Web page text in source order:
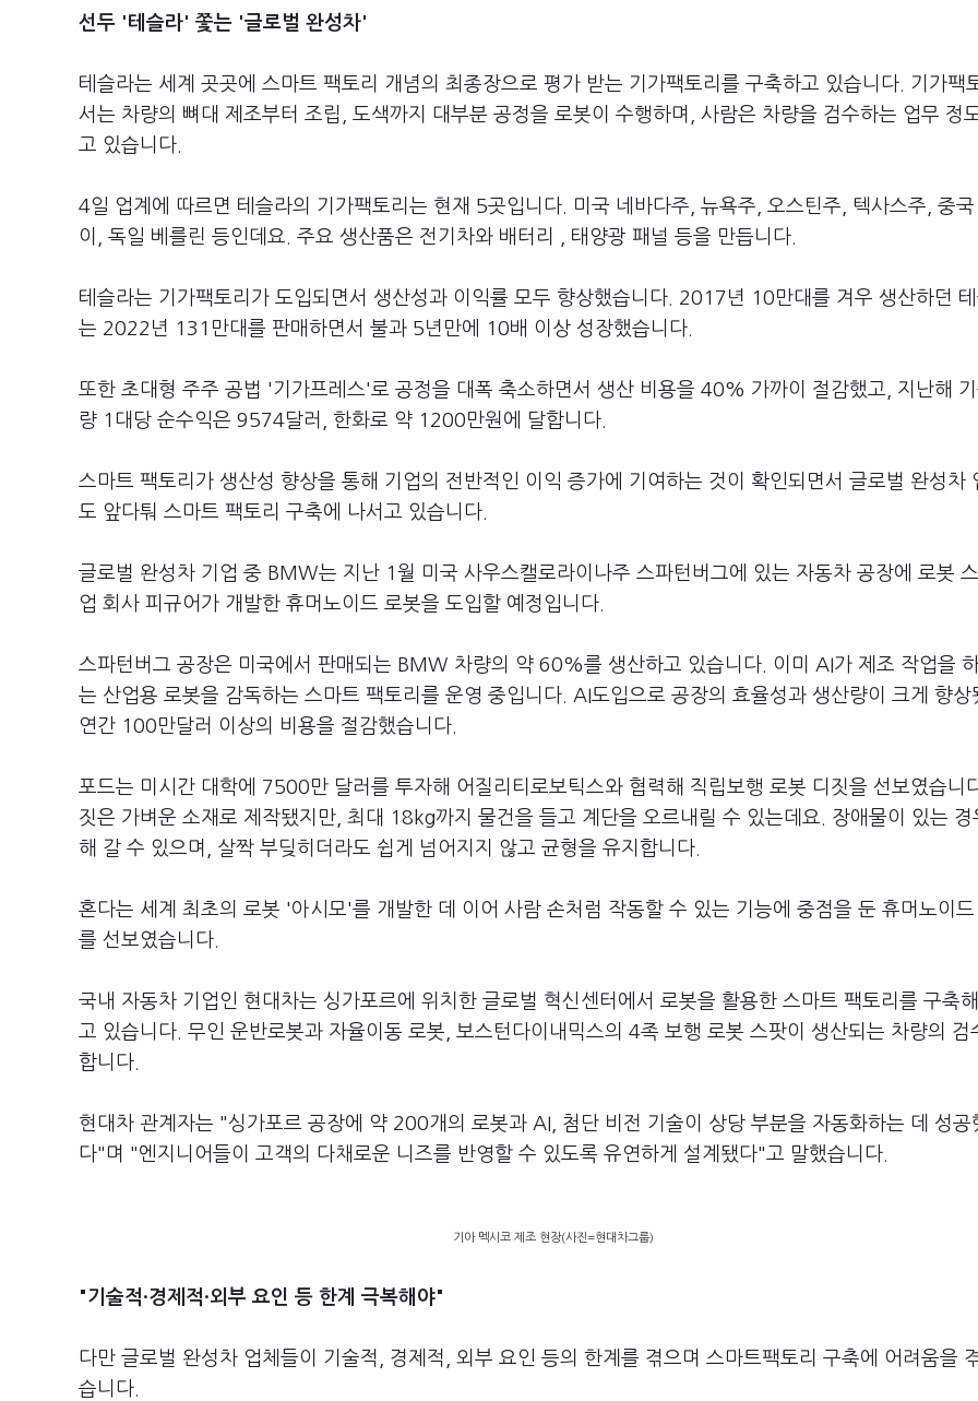
선두 '테슬라' 쫓는 '글로벌 완성차'
테슬라는 세계 곳곳에 스마트 팩토리 개념의 최종장으로 평가 받는 기가팩토리를 구축하고 있습니다. 기가팩
서는 차량의 뼈대 제조부터 조립, 도색까지 대부분 공정을 로봇이 수행하며, 사람은 차량을 검수하는 업무 정
고 있습니다.
4일 업계에 따르면 테슬라의 기가팩토리는 현재 5곳입니다. 미국 네바다주, 뉴욕주, 오스틴주, 텍사스주, 중
이, 독일 베를린 등인데요. 주요 생산품은 전기차와 배터리 , 태양광 패널 등을 만듭니다.
테슬라는 기가팩토리가 도입되면서 생산성과 이익률 모두 향상했습니다. 2017년 10만대를 겨우 생산하던
는 2022년 131만대를 판매하면서 불과 5년만에 10배 이상 성장했습니다.
또한 초대형 주주 공법 '기가프레스'로 공정을 대폭 축소하면서 생산 비용을 40% 가까이 절감했고, 지난해
량 1대당 순수익은 9574달러, 한화로 약 1200만원에 달합니다.
스마트 팩토리가 생산성 향상을 통해 기업의 전반적인 이익 증가에 기여하는 것이 확인되면서 글로벌 완성차
도 앞다퉈 스마트 팩토리 구축에 나서고 있습니다.
글로벌 완성차 기업 중 BMW는 지난 1월 미국 사우스캘로라이나주 스파턴버그에 있는 자동차 공장에 로봇
업 회사 피규어가 개발한 휴머노이드 로봇을 도입할 예정입니다.
스파턴버그 공장은 미국에서 판매되는 BMW 차량의 약 60%를 생산하고 있습니다. 이미 AI가 제조 작업을
는 산업용 로봇을 감독하는 스마트 팩토리를 운영 중입니다. AI도입으로 공장의 효율성과 생산량이 크게 향상
연간 100만달러 이상의 비용을 절감했습니다.
포드는 미시간 대학에 7500만 달러를 투자해 어질리티로보틱스와 협력해 직립보행 로봇 디짓을 선보였습니
짓은 가벼운 소재로 제작됐지만, 최대 18kg까지 물건을 들고 계단을 오르내릴 수 있는데요. 장애물이 있는 경
해 갈 수 있으며, 살짝 부딪히더라도 쉽게 넘어지지 않고 균형을 유지합니다.
혼다는 세계 최초의 로봇 '아시모'를 개발한 데 이어 사람 손처럼 작동할 수 있는 기능에 중점을 둔 휴머노이
를 선보였습니다.
국내 자동차 기업인 현대차는 싱가포르에 위치한 글로벌 혁신센터에서 로봇을 활용한 스마트 팩토리를 구축
고 있습니다. 무인 운반로봇과 자율이동 로봇, 보스턴다이내믹스의 4족 보행 로봇 스팟이 생산되는 차량의 검
합니다.
현대차 관계자는 "싱가포르 공장에 약 200개의 로봇과 AI, 첨단 비전 기술이 상당 부분을 자동화하는 데 성공
다"며 "엔지니어들이 고객의 다채로운 니즈를 반영할 수 있도록 유연하게 설계됐다"고 말했습니다.
기아 멕시코 제조 현장(사진=현대차그룹)
"기술적·경제적·외부 요인 등 한계 극복해야"
다만 글로벌 완성차 업체들이 기술적, 경제적, 외부 요인 등의 한계를 겪으며 스마트팩토리 구축에 어려움을
습니다.